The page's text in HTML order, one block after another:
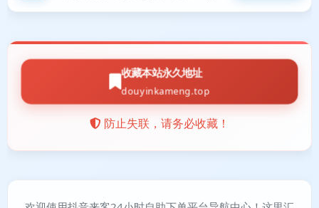
收藏本站永久地址
douyinkameng.top
防止失联，请务必收藏！